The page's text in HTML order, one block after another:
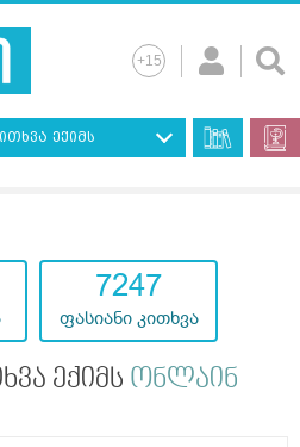
ექიმს
7247
ფასიანი კითხვა
ექიმს ონლაინ